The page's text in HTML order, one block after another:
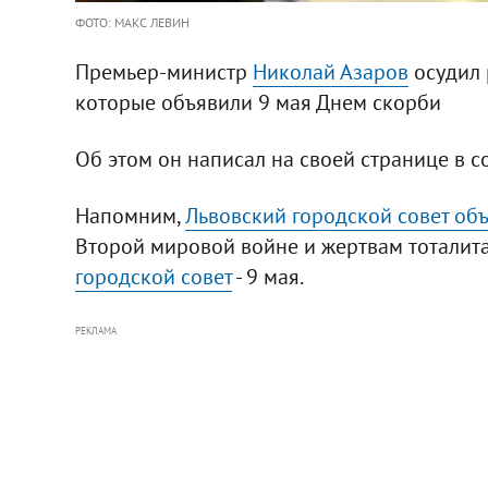
ФОТО: МАКС ЛЕВИН
Премьер-министр Николай Азаров
которые объявили 9 мая Днем скорби
Об этом он написал на своей странице в
Напомним,Львовский городской совет
Второй мировой войне и жертвам
городской совет- 9 мая.
РЕКЛАМА